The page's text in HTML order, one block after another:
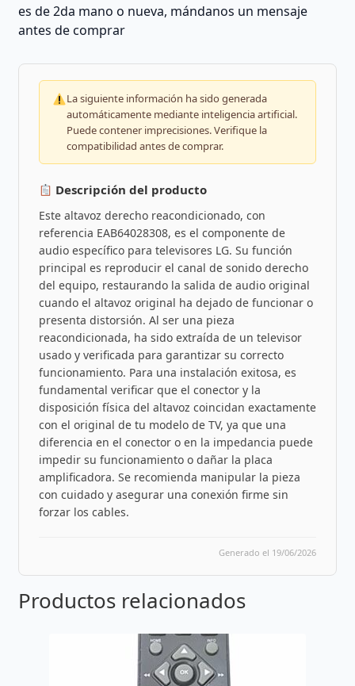
es de 2da mano o nueva, mándanos un mensaje
antes de comprar
La siguiente información ha sido generada
automáticamente mediante inteligencia artificial.
Puede contener imprecisiones. Verifique la
compatibilidad antes de comprar.
Descripción del producto
Este altavoz derecho reacondicionado, con
referencia EAB64028308, es el componente de
audio específico para televisores LG. Su función
principal es reproducir el canal de sonido derecho
del equipo, restaurando la salida de audio original
cuando el altavoz original ha dejado de funcionar o
presenta distorsión. Al ser una pieza
reacondicionada, ha sido extraída de un televisor
usado y verificada para garantizar su correcto
funcionamiento. Para una instalación exitosa, es
fundamental verificar que el conector y la
disposición física del altavoz coincidan exactamente
con el original de tu modelo de TV, ya que una
diferencia en el conector o en la impedancia puede
impedir su funcionamiento o dañar la placa
amplificadora. Se recomienda manipular la pieza
con cuidado y asegurar una conexión firme sin
forzar los cables.
Generado el 19/06/2026
Productos relacionados